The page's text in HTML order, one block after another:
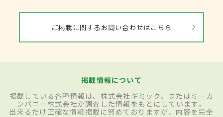
ご掲載に関するお問い合わせはこちら
掲載情報について
掲載している各種情報は、株式会社ギミック、またはミーカ
ンパニー株式会社が調査した情報をもとにしています。
出来るだけ正確な情報掲載に努めておりますが、内容を完全